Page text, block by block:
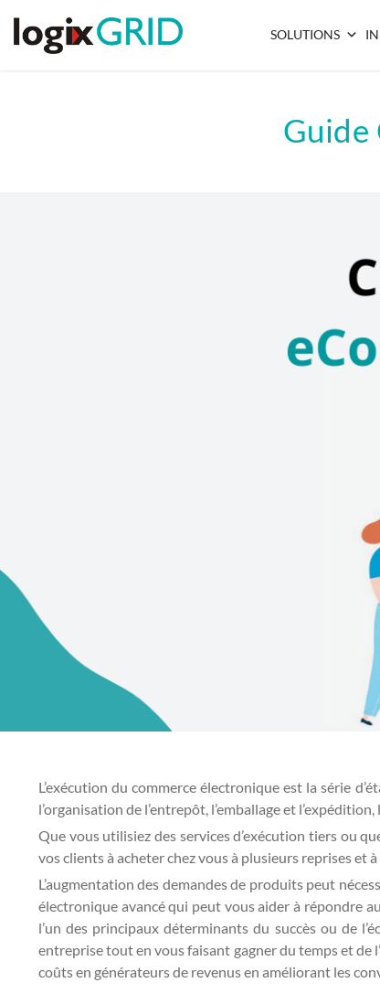
SOLUTIONS
Guide
L’exécution du commerce électronique est la série
l’organisation de l’entrepôt, l’emballage et
Que vous utilisiez des services d’exécution tiers ou
vos clients à acheter chez vous à plusieurs reprises et
L’augmentation des demandes de produits peut
électronique avancé qui peut vous aider à répondre
l’un des principaux déterminants du succès ou de
entreprise tout en vous faisant gagner du temps et de
coûts en générateurs de revenus en améliorant les